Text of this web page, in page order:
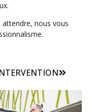
attendre, nous vous